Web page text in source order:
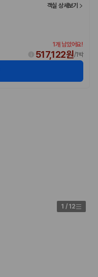
객실 상세보기
1개 남았어요!
517,122원/1박
1 / 12